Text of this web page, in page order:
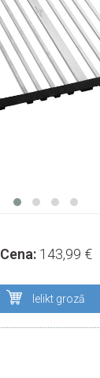
Cena: 143,99 €
Ielikt grozā